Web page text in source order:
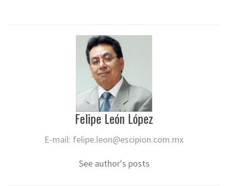
Felipe León López
E-mail: felipe.leon@escipion.com.mx
See author's posts